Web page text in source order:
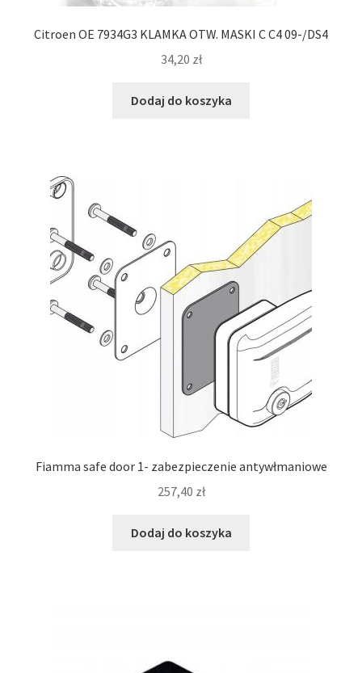
Citroen OE 7934G3 KLAMKA OTW. MASKI C C4 09-/DS4
34,20 zł
Dodaj do koszyka
Fiamma safe door 1- zabezpieczenie antywłmaniowe
257,40 zł
Dodaj do koszyka